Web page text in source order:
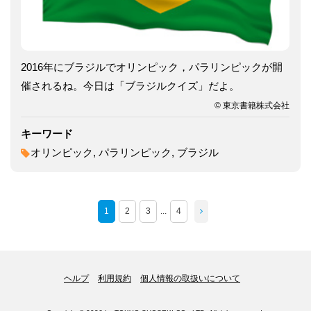
2016年にブラジルでオリンピック，パラリンピックが開
催されるね。今日は「ブラジルクイズ」だよ。
© 東京書籍株式会社
キーワード
オリンピック, パラリンピック, ブラジル
1 2 3 ... 4
ヘルプ 利用規約 個人情報の取扱いについて